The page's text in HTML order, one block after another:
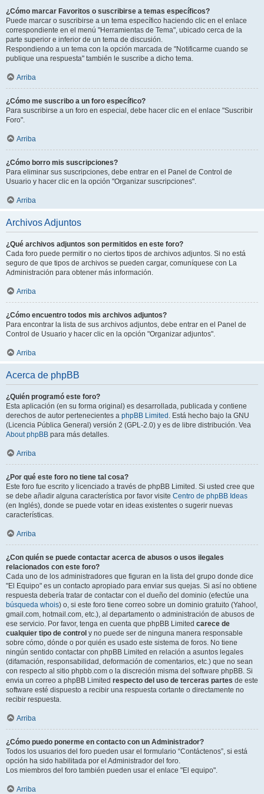
¿Cómo marcar Favoritos o suscribirse a temas específicos?
Puede marcar o suscribirse a un tema específico haciendo clic en el enlace
correspondiente en el menú "Herramientas de Tema", ubicado cerca de la
parte superior e inferior de un tema de discusión.
Respondiendo a un tema con la opción marcada de "Notificarme cuando se
publique una respuesta" también le suscribe a dicho tema.
Arriba
¿Cómo me suscribo a un foro específico?
Para suscribirse a un foro en especial, debe hacer clic en el enlace "Suscribir
Foro".
Arriba
¿Cómo borro mis suscripciones?
Para eliminar sus suscripciones, debe entrar en el Panel de Control de
Usuario y hacer clic en la opción "Organizar suscripciones".
Arriba
Archivos Adjuntos
¿Qué archivos adjuntos son permitidos en este foro?
Cada foro puede permitir o no ciertos tipos de archivos adjuntos. Si no está
seguro de que tipos de archivos se pueden cargar, comuníquese con La
Administración para obtener más información.
Arriba
¿Cómo encuentro todos mis archivos adjuntos?
Para encontrar la lista de sus archivos adjuntos, debe entrar en el Panel de
Control de Usuario y hacer clic en la opción "Organizar adjuntos".
Arriba
Acerca de phpBB
¿Quién programó este foro?
Esta aplicación (en su forma original) es desarrollada, publicada y contiene
derechos de autor pertenecientes a phpBB Limited . Está hecho bajo la GNU
(Licencia Pública General) versión 2 (GPL-2.0) y es de libre distribución. Vea
About phpBB para más detalles.
Arriba
¿Por qué este foro no tiene tal cosa?
Este foro fue escrito y licenciado a través de phpBB Limited. Si usted cree que
se debe añadir alguna característica por favor visite Centro de phpBB Ideas
(en Inglés), donde se puede votar en ideas existentes o sugerir nuevas
características.
Arriba
¿Con quién se puede contactar acerca de abusos o usos ilegales
relacionados con este foro?
Cada uno de los administradores que figuran en la lista del grupo donde dice
"El Equipo" es un contacto apropiado para enviar sus quejas. Si así no obtiene
respuesta debería tratar de contactar con el dueño del dominio (efectúe una
búsqueda whois) o, si este foro tiene correo sobre un dominio gratuito (Yahoo!,
gmail.com, hotmail.com, etc.), al departamento o administración de abusos de
ese servicio. Por favor, tenga en cuenta que phpBB Limited carece de
cualquier tipo de control y no puede ser de ninguna manera responsable
sobre cómo, dónde o por quién es usado este sistema de foros. No tiene
ningún sentido contactar con phpBB Limited en relación a asuntos legales
(difamación, responsabilidad, deformación de comentarios, etc.) que no sean
con respecto al sitio phpbb.com o la discreción misma del software phpBB. Si
envia un correo a phpBB Limited respecto del uso de terceras partes de este
software esté dispuesto a recibir una respuesta cortante o directamente no
recibir respuesta.
Arriba
¿Cómo puedo ponerme en contacto con un Administrador?
Todos los usuarios del foro pueden usar el formulario “Contáctenos”, si está
opción ha sido habilitada por el Administrador del foro.
Los miembros del foro también pueden usar el enlace "El equipo".
Arriba